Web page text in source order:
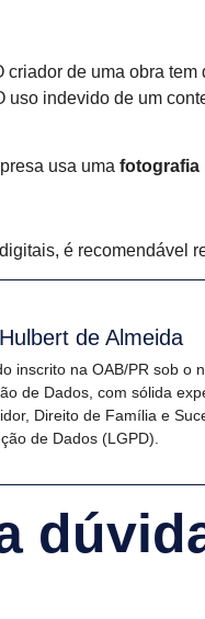
criador de uma obra
uso indevido de um
usa uma fotografia
é recomendável
de Almeida
inscrito na OAB/PR sob o
de Dados, com sólida
Direito de Família e
de Dados (LGPD).